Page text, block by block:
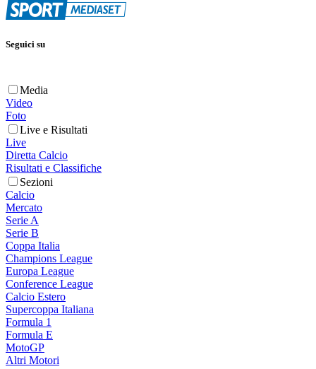
Seguici su
Media
Video
Foto
Live e Risultati
Live
Diretta Calcio
Risultati e Classifiche
Sezioni
Calcio
Mercato
Serie A
Serie B
Coppa Italia
Champions League
Europa League
Conference League
Calcio Estero
Supercoppa Italiana
Formula 1
Formula E
MotoGP
Altri Motori